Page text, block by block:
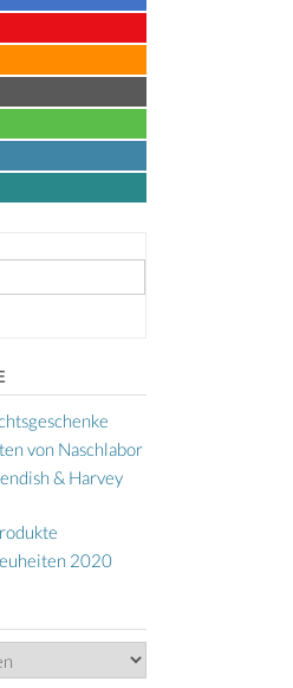
von Naschlabor
& Harvey
2020